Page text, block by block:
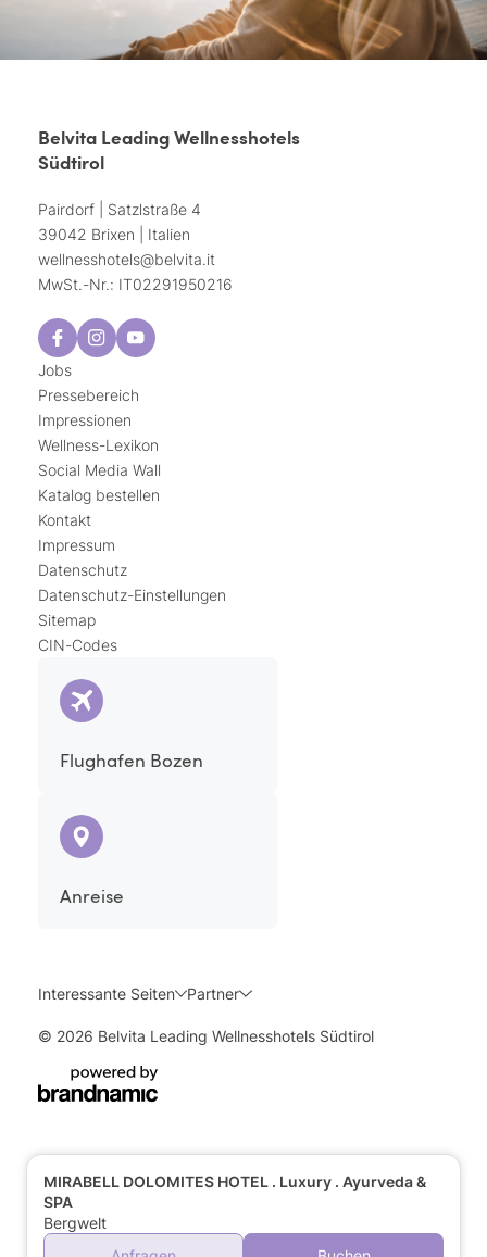
MIRABELL DOLOMITES HOTEL . Luxury . Ayurveda &
SPA
Bergwelt
Belvita Leading Wellnesshotels
Südtirol
Pairdorf | Satzlstraße 4
39042 Brixen | Italien
wellnesshotels@belvita.it
MwSt.-Nr.: IT02291950216
Jobs
Pressebereich
Impressionen
Wellness-Lexikon
Social Media Wall
Katalog bestellen
Kontakt
Impressum
Datenschutz
Datenschutz-Einstellungen
Sitemap
CIN-Codes
Flughafen Bozen
Anreise
Interessante Seiten Partner
© 2026 Belvita Leading Wellnesshotels Südtirol